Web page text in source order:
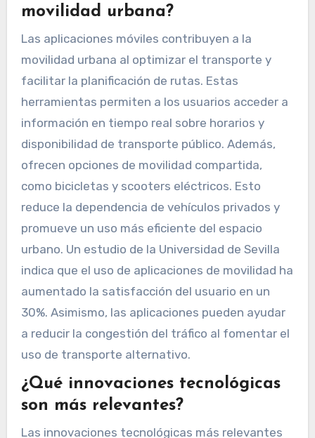
movilidad urbana?
Las aplicaciones móviles contribuyen a la
movilidad urbana al optimizar el transporte y
facilitar la planificación de rutas. Estas
herramientas permiten a los usuarios acceder a
información en tiempo real sobre horarios y
disponibilidad de transporte público. Además,
ofrecen opciones de movilidad compartida,
como bicicletas y scooters eléctricos. Esto
reduce la dependencia de vehículos privados y
promueve un uso más eficiente del espacio
urbano. Un estudio de la Universidad de Sevilla
indica que el uso de aplicaciones de movilidad ha
aumentado la satisfacción del usuario en un
30%. Asimismo, las aplicaciones pueden ayudar
a reducir la congestión del tráfico al fomentar el
uso de transporte alternativo.
¿Qué innovaciones tecnológicas
son más relevantes?
Las innovaciones tecnológicas más relevantes